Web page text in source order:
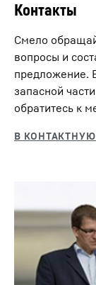
Контакты
Смело
вопросы и
предложение.
запасной
обратитесь к